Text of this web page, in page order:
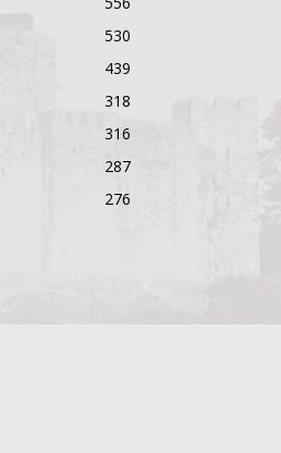
530
439
318
316
287
276